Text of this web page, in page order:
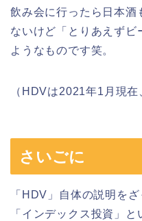
飲み会に行ったら日本酒
ないけど「とりあえずビ
ようなものです笑。
（HDVは2021年1月現
さいごに
「HDV」自体の説明を
「インデックス投資」